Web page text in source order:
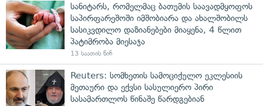
სანიტარს, რომელმაც ბათუმის საავადმყოფოს
საპირფარეშოში იმშობიარა და ახალშობილს
სასიკვდილო დაზიანებები მიაყენა, 4 წლით
პატიმრობა მიესაჯა
13 საათის წინ
Reuters: სომხეთის სამოციქულო ეკლესიის
მეთაური და ექვსი სასულიერო პირი
სასამართლოს წინაშე წარდგებიან